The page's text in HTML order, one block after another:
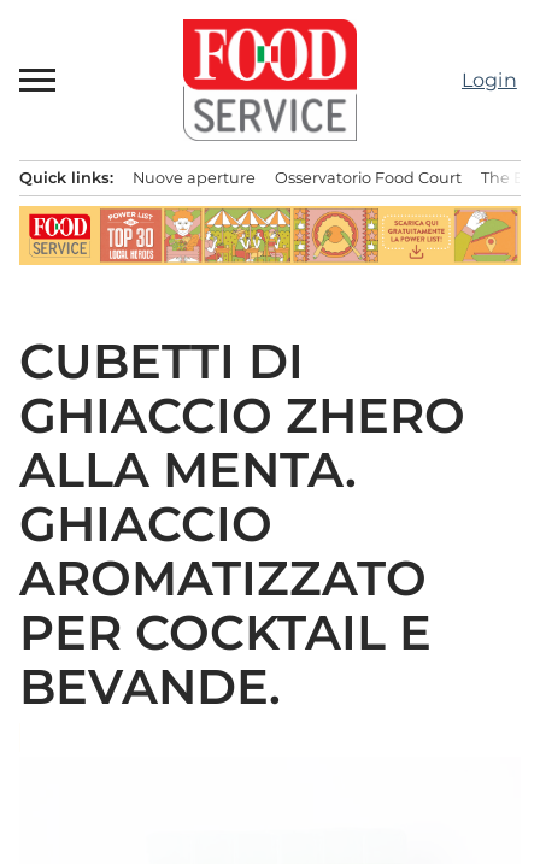
contenuto
Login
principale
Quick links: Nuove aperture Osservatorio Food Court The
CUBETTI DI
GHIACCIO ZHERO
ALLA MENTA.
GHIACCIO
AROMATIZZATO
PER COCKTAIL E
BEVANDE.